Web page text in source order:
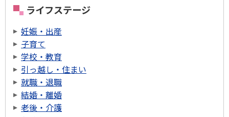
ライフステージ
妊娠・出産
子育て
学校・教育
引っ越し・住まい
就職・退職
結婚・離婚
老後・介護